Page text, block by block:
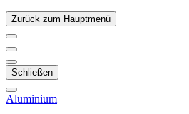
Zurück zum Hauptmenü
Schließen
Aluminium